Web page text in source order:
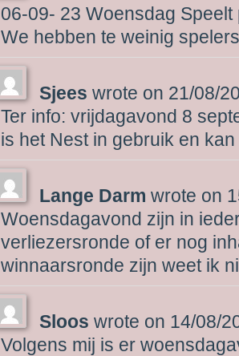
06-09- 23 Woensdag
We hebben te weinig
Sjeeswrote on 21/08/
Ter info: vrijdagavond 8
is het Nest in gebruik en
Lange Darmwrote on
Woensdagavond zijn in
verliezersronde of er nog
winnaarsronde zijn weet ik
Slooswrote on 14/08/
Volgens mij is er